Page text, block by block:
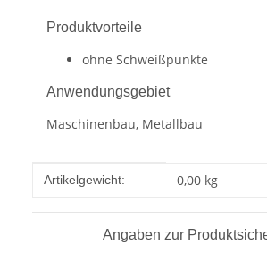
Produktvorteile
ohne Schweißpunkte
Anwendungsgebiet
Maschinenbau, Metallbau
Produkteigenschaft
Wert
Artikelgewicht: 0,00 kg
Angaben zur